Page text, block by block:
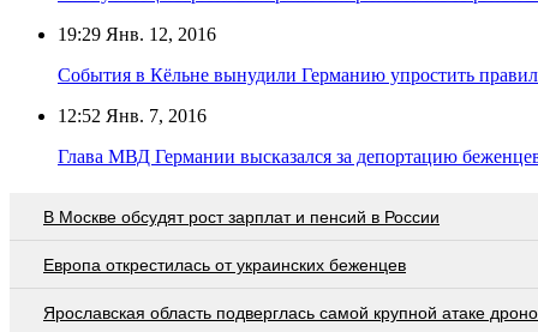
19:29 Янв. 12, 2016
События в Кёльне вынудили Германию упростить
12:52 Янв. 7, 2016
Глава МВД Германии высказался за депортацию
В Москве обсудят рост зарплат и пенсий в России
Европа открестилась от украинских беженцев
Ярославская область подверглась самой крупной атаке